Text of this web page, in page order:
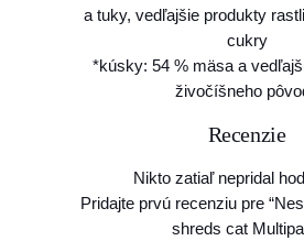
a
h
a tuky, vedľajšie produkty
cukry
*kúsky: 54 % mäsa a
živočíšneho
Recenzie
Nikto zatiaľ nepridal
Pridajte prvú recenziu pre
shreds cat